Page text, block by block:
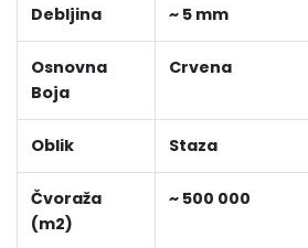
Debljina ~ 5 mm
Osnovna
Boja
Crvena
Oblik Staza
Čvoraža
(m2)
~ 500 000